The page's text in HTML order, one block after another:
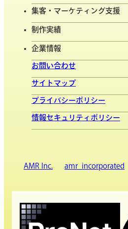
集客・マーケティング支援
制作実績
企業情報
お問い合わせ
サイトマップ
プライバシーポリシー
情報セキュリティポリシー
AMR Inc. amr_incorporated